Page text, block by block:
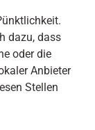
dazu, dass
oder die
Anbieter
Stellen